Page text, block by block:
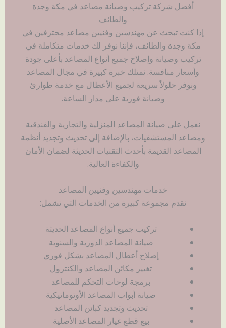
أفضل شركة تركيب وصيانة مصاعد في مكة وجدة
والطائف
إذا كنت تبحث عن مهندسين وفنيين مصاعد محترفين في
مكة وجدة والطائف، فإننا نوفر لك خدمات متكاملة في
تركيب وصيانة وإصلاح جميع أنواع المصاعد بأعلى جودة
وأسعار منافسة. نمتلك خبرة كبيرة في مجال المصاعد
ونوفر حلولاً سريعة لجميع الأعطال مع خدمة طوارئ
وصيانة فورية على مدار الساعة.
نعمل على صيانة المصاعد المنزلية والتجارية والفندقية
ومصاعد المستشفيات، بالإضافة إلى تحديث وتجديد أنظمة
المصاعد القديمة بأحدث التقنيات الحديثة لضمان الأمان
والكفاءة العالية.
خدمات مهندسين وفنيين المصاعد
نقدم مجموعة كبيرة من الخدمات التي تشمل:
تركيب جميع أنواع المصاعد الحديثة
صيانة المصاعد الدورية والسنوية
إصلاح أعطال المصاعد بشكل فوري
تغيير مكائن المصاعد والكنترول
برمجة لوحات التحكم للمصاعد
صيانة أبواب المصاعد الأوتوماتيكية
تحديث وتجديد كبائن المصاعد
بيع قطع غيار المصاعد الأصلية